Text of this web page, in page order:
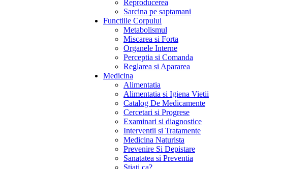
Reproducerea
Sarcina pe saptamani
Functiile Corpului
Metabolismul
Miscarea si Forta
Organele Interne
Perceptia si Comanda
Reglarea si Apararea
Medicina
Alimentatia
Alimentatia si Igiena Vietii
Catalog De Medicamente
Cercetari si Progrese
Examinari si diagnostice
Interventii si Tratamente
Medicina Naturista
Prevenire Si Depistare
Sanatatea si Preventia
Stiati ca?